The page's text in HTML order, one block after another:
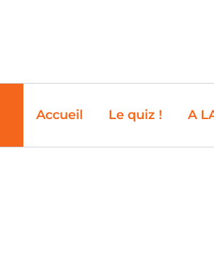
Accueil Le quiz ! A